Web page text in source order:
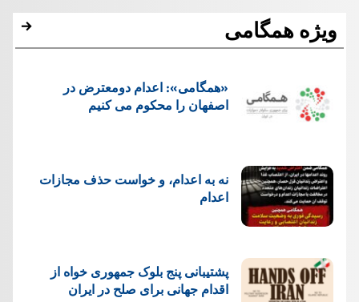
ویژه همگامی
«همگامی»: اعدام دومعترض در
اصفهان را محکوم می کنیم
نه به اعدام، و خواست حذف مجازات
اعدام
پشتيبانی پنج بلوک جمهوری خواه از
اقدام جهانی برای صلح در ایران